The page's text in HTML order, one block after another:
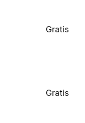
Gratis
Gratis